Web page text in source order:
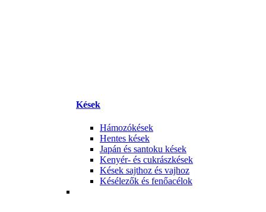
Kések
Hámozókések
Hentes kések
Japán és santoku kések
Kenyér- és cukrászkések
Kések sajthoz és vajhoz
Késélezők és fenőacélok